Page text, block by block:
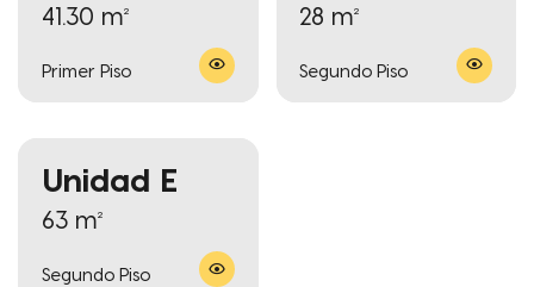
41.30 m²
Primer Piso
28 m²
Segundo Piso
Unidad E
63 m²
Segundo Piso